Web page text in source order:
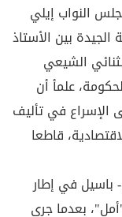
النواب إيلي
الجيدة بين الأستاذ
الشيعي
الحكومة، علمأ أن
الإسراع في تأليف
قاطعا
باسيل في إطار
بعدما جرى